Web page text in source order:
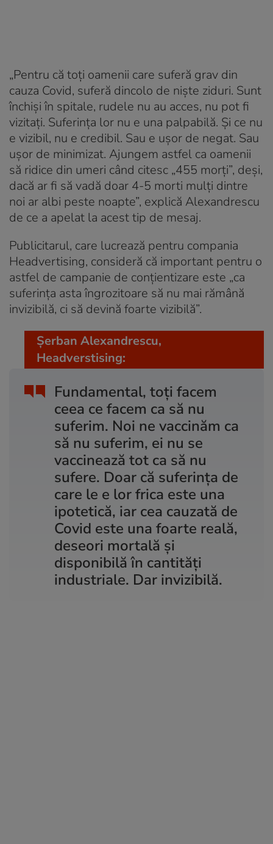
„Pentru că toți oamenii care suferă grav din
cauza Covid, suferă dincolo de niște ziduri. Sunt
închiși în spitale, rudele nu au acces, nu pot fi
vizitați. Suferința lor nu e una palpabilă. Și ce nu
e vizibil, nu e credibil. Sau e ușor de negat. Sau
ușor de minimizat. Ajungem astfel ca oamenii
să ridice din umeri când citesc „455 morți”, deși,
dacă ar fi să vadă doar 4-5 morti mulți dintre
noi ar albi peste noapte”, explică Alexandrescu
de ce a apelat la acest tip de mesaj.
Publicitarul, care lucrează pentru compania
Headvertising, consideră că important pentru o
astfel de campanie de conțientizare este „ca
suferința asta îngrozitoare să nu mai rămână
invizibilă, ci să devină foarte vizibilă”.
Fundamental, toți facem
ceea ce facem ca să nu
suferim. Noi ne vaccinăm ca
să nu suferim, ei nu se
vaccinează tot ca să nu
sufere. Doar că suferința de
care le e lor frica este una
ipotetică, iar cea cauzată de
Covid este una foarte reală,
deseori mortală și
disponibilă în cantități
industriale. Dar invizibilă.
Șerban Alexandrescu,
Headverstising: